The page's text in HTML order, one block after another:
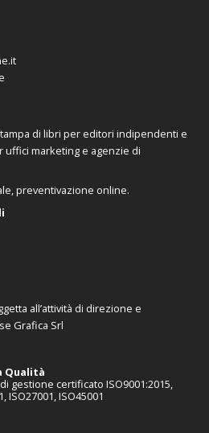
di libri per editori indipendenti e
uffici marketing e agenzie di
preventivazione online.
all’attività di direzione e
Grafica Srl
Qualità
gestione certificato ISO9001:2015,
ISO27001, ISO45001